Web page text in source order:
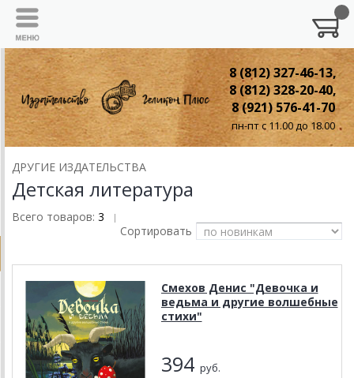
8 (812) 327-46-13,
8 (812) 328-20-40,
8 (921) 576-41-70
пн-пт с 11.00 до 18.00
ДРУГИЕ ИЗДАТЕЛЬСТВА
Детская литература
Всего товаров: 3 |
Сортировать
Смехов Денис "Девочка и
ведьма и другие волшебные
стихи"
394 руб.